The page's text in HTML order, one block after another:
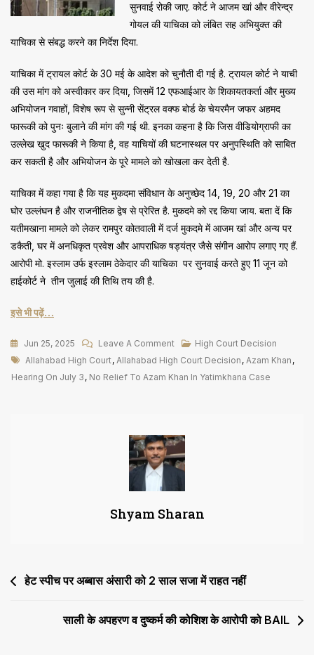
सुनवाई रोकी जाए. कोर्ट ने आजम खां और वीरेन्द्र
गोयल की याचिका को लंबित सह अभियुक्त की
याचिका से संबद्ध करने का निर्देश दिया.
याचिका में ट्रायल कोर्ट के 30 मई के आदेश को चुनौती दी गई है. ट्रायल कोर्ट ने याची
की उस मांग को अस्वीकार कर दिया, जिसमें 12 एफआईआर के शिकायतकर्ता और मुख्य
अभियोजन गवाहों, विशेष रूप से सुन्नी सेंट्रल वक्फ बोर्ड के चेयरमैन जफर अहमद
फारूकी को पुनः बुलाने की मांग की गई थी. इनका कहना है कि जिस वीडियोग्राफी का
उल्लेख खुद फारूकी ने किया है, वह याचियों की घटनास्थल पर अनुपस्थिति को साबित
कर सकती है और अभियोजन के पूरे मामले को खोखला कर देती है.
याचिका में कहा गया है कि यह मुकदमा संविधान के अनुच्छेद 14, 19, 20 और 21 का
घोर उल्लंघन है और राजनीतिक द्वेष से प्रेरित है. मुकदमे को रद्द किया जाय. बता दें कि
यतीमखाना मामले को लेकर रामपुर कोतवाली में दर्ज मुकदमे में आजम खां और अन्य पर
डकैती, घर में अनधिकृत प्रवेश और आपराधिक षड्यंत्र जैसे संगीन आरोप लगाए गए हैं.
आरोपी मो. इस्लाम उर्फ इस्लाम ठेकेदार की याचिका पर सुनवाई करते हुए 11 जून को
हाईकोर्ट ने तीन जुलाई की तिथि तय की है.
इसे भी पढ़ें…
Jun 25, 2025 Leave A CommentOn
यतीमखाना
मामले
को
राहत
3
जुलाई
High Court Decision
Tags
Allahabad High Court, Allahabad High Court Decision , Azam Khan ,
Hearing On July 3 , No Relief To Azam Khan In Yatimkhana Case
Shyam Sharan
Post
हेट स्पीच पर अब्बास अंसारी को 2 साल सजा में राहत नहीं
साली के अपहरण व दुष्कर्म की कोशिश के आरोपी को BAIL